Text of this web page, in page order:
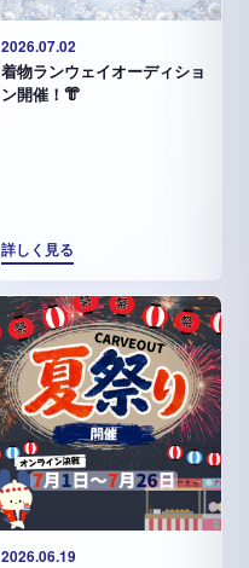
2026.07.02
着物ランウェイオーディショ
ン開催！👘
詳しく見る
2026.06.19